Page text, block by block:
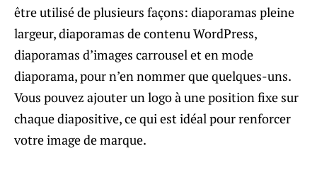
être utilisé de plusieurs façons: diaporamas pleine
largeur, diaporamas de contenu WordPress,
diaporamas d’images carrousel et en mode
diaporama, pour n’en nommer que quelques-uns.
Vous pouvez ajouter un logo à une position fixe sur
chaque diapositive, ce qui est idéal pour renforcer
votre image de marque.